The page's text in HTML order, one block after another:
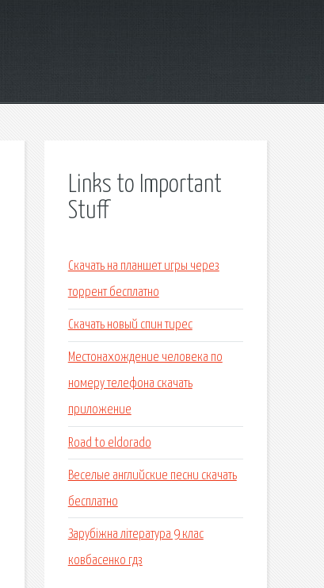
Links to Important
Stuff
Скачать на планшет игры через
торрент бесплатно
Скачать новый спин тирес
Местонахождение человека по
номеру телефона скачать
приложение
Road to eldorado
Веселые английские песни скачать
бесплатно
Зарубіжна література 9 клас
ковбасенко гдз